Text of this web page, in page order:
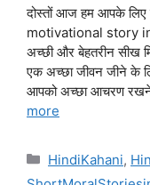
दोस्तों आज हम आपके
motivational story
अच्छी और बेहतरीन सीख
एक अच्छा जीवन जीने के
आपको अच्छा आचरण
more
Categories
HindiKahani,